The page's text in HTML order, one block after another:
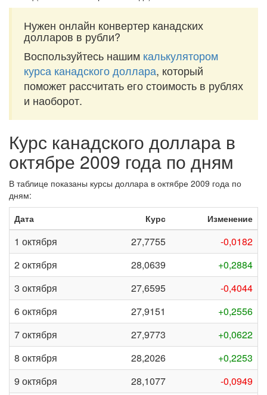
Нужен онлайн конвертер канадских
долларов в рубли?
Воспользуйтесь нашим калькулятором
курса канадского доллара, который
поможет рассчитать его стоимость в рублях
и наоборот.
Курс канадского доллара в
октябре 2009 года по дням
В таблице показаны курсы доллара в октябре 2009 года по
дням:
Дата
Курс Изменение
1 октября 27,7755
-0,0182
2 октября
28,0639
+0,2884
3 октября
27,6595
-0,4044
6 октября
27,9151
+0,2556
7 октября
27,9773
+0,0622
8 октября
28,2026
+0,2253
9 октября
28,1077
-0,0949